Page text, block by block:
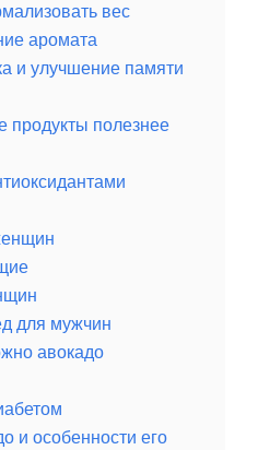
вес
аромата
и улучшение памяти
продукты полезнее
для мужчин
авокадо
и особенности его